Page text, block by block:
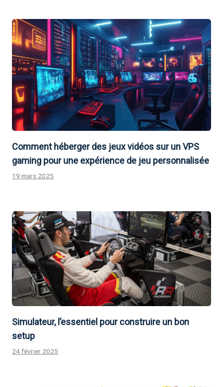
Comment héberger des jeux vidéos sur un VPS
gaming pour une expérience de jeu personnalisée
19 mars 2025
Simulateur, l’essentiel pour construire un bon
setup
24 février 2025